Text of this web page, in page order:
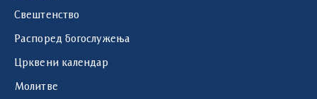
Свештенство
Распоред богослужења
Црквени календар
Молитве